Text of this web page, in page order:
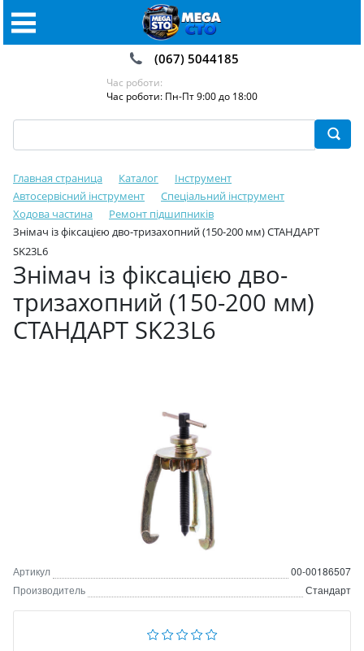
(067) 5044185
Час роботи:
Час роботи: Пн-Пт 9:00 до 18:00
Главная страница Каталог
Інструмент
Автосервісний інструмент
Спеціальний інструмент
Ходова частина
Ремонт підшипників
Знімач із фіксацією дво-тризахопний (150-200 мм) СТАНДАРТ
SK23L6
Знімач із фіксацією дво-
тризахопний (150-200 мм)
СТАНДАРТ SK23L6
Артикул
00-00186507
Производитель
Стандарт